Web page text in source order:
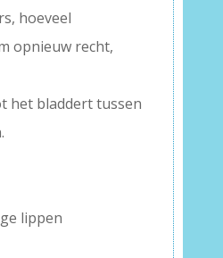
hoeveel
opnieuw recht,
het bladdert tussen
lippen